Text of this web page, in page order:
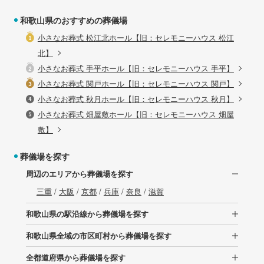
和歌山県のおすすめの葬儀場
小さなお葬式 松江北ホール【旧：セレモニーハウス 松江
北】
小さなお葬式 手平ホール【旧：セレモニーハウス 手平】
小さなお葬式 関戸ホール【旧：セレモニーハウス 関戸】
小さなお葬式 秋月ホール【旧：セレモニーハウス 秋月】
小さなお葬式 畑屋敷ホール【旧：セレモニーハウス 畑屋
敷】
葬儀場を探す
周辺のエリアから葬儀場を探す
三重/ 大阪 / 京都/ 兵庫/ 奈良 / 滋賀
和歌山県の駅沿線から葬儀場を探す
和歌山県全域の市区町村から葬儀場を探す
全都道府県から葬儀場を探す